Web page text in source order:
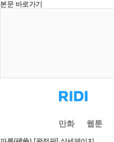
본문 바로가기
리
디
으
로
만화 웹툰